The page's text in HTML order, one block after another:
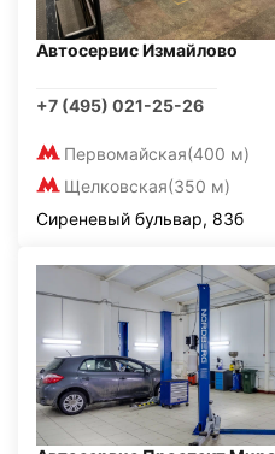
Автосервис Измайлово
+7 (495) 021-25-26
Первомайская(400 м)
Щелковская(350 м)
Сиреневый бульвар, 83б